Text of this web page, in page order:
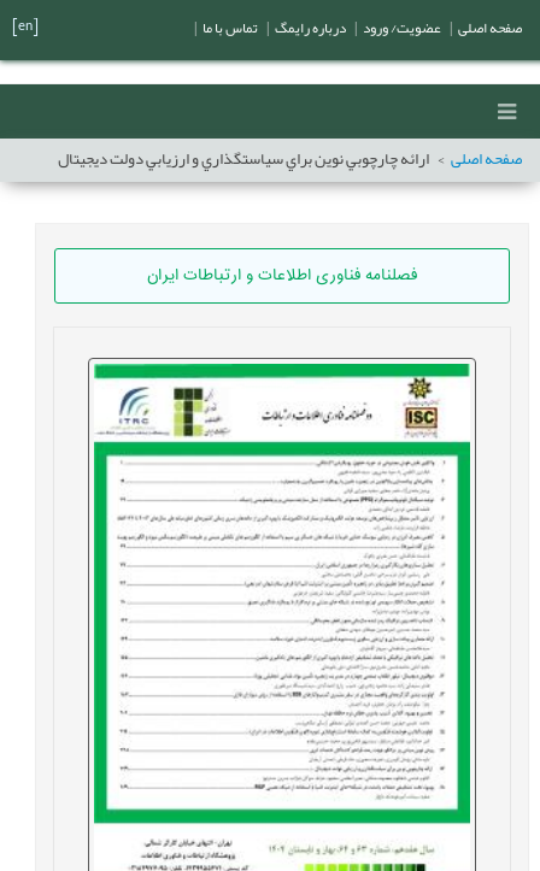
صفحه اصلی ارائه چارچوبي نوين براي سياستگذاري و ارزيابي دولت ديجيتال
فصلنامه فناوری اطلاعات و ارتباطات ایران
صفحه اصلی عضویت/ ورود درباره رایمگ تماس با ما